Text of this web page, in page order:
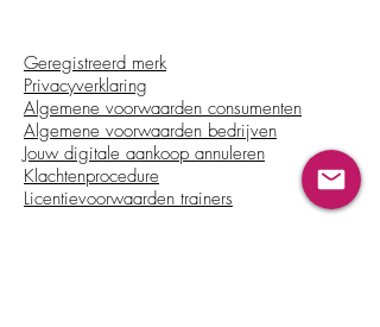
Geregistreerd merk
Privacyverklaring
Algemene voorwaarden consumenten
Algemene voorwaarden bedrijven
Jouw digitale aankoop annuleren
Klachtenprocedure
Licentievoorwaarden trainers